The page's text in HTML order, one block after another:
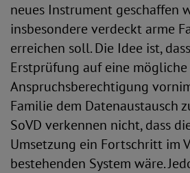
neues Instrument geschaffen
insbesondere verdeckt arme
erreichen soll. Die Idee ist,
Erstprüfung auf eine mögliche
Anspruchsberechtigung
Familie dem Datenaustausch
SoVD verkennen nicht, dass
Umsetzung ein Fortschritt im
bestehenden System wäre.